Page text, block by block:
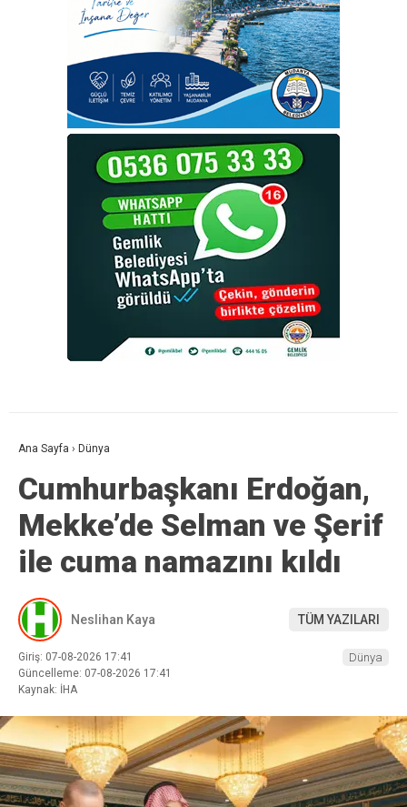
Ana Sayfa › Dünya
Cumhurbaşkanı Erdoğan,
Mekke’de Selman ve Şerif
ile cuma namazını kıldı
Neslihan Kaya TÜM YAZILARI
Giriş: 07-08-2026 17:41
Güncelleme: 07-08-2026 17:41
Kaynak: İHA
Dünya